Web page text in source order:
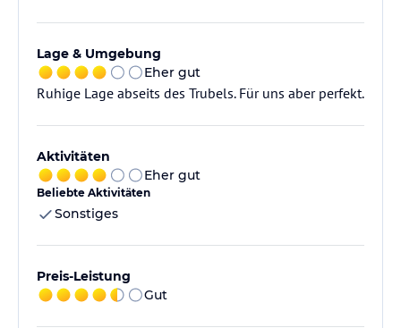
Lage & Umgebung
Eher gut
Ruhige Lage abseits des Trubels. Für uns aber perfekt.
Aktivitäten
Eher gut
Beliebte Aktivitäten
Sonstiges
Preis-Leistung
Gut